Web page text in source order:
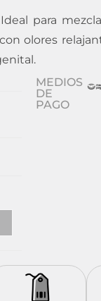
para
olores
MEDIOS
DE
PAGO